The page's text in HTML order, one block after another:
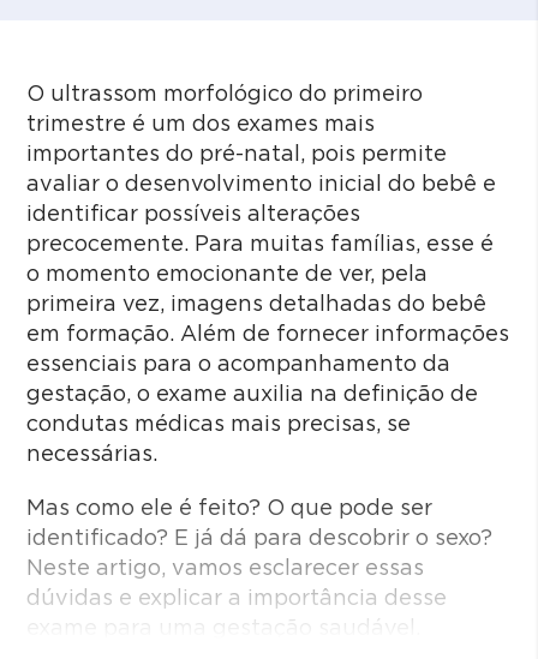
O ultrassom morfológico do primeiro
trimestre é um dos exames mais
importantes do pré-natal, pois permite
avaliar o desenvolvimento inicial do bebê e
identificar possíveis alterações
precocemente. Para muitas famílias, esse é
o momento emocionante de ver, pela
primeira vez, imagens detalhadas do bebê
em formação. Além de fornecer informações
essenciais para o acompanhamento da
gestação, o exame auxilia na definição de
condutas médicas mais precisas, se
necessárias.
Mas como ele é feito? O que pode ser
identificado? E já dá para descobrir o sexo?
Neste artigo, vamos esclarecer essas
dúvidas e explicar a importância desse